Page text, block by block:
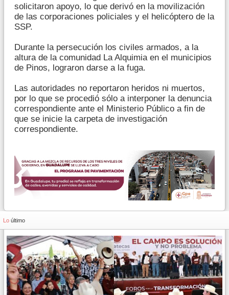
solicitaron apoyo, lo que derivó en la movilización
de las corporaciones policiales y el helicóptero de la
SSP.
Durante la persecución los civiles armados, a la
altura de la comunidad La Alquimia en el municipios
de Pinos, lograron darse a la fuga.
Las autoridades no reportaron heridos ni muertos,
por lo que se procedió sólo a interponer la denuncia
correspondiente ante el Ministerio Público a fin de
que se inicie la carpeta de investigación
correspondiente.
Lo último